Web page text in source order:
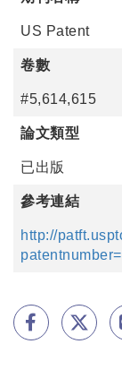
US Patent
卷數
#5,614,615
論文類型
已出版
參考連結
http://